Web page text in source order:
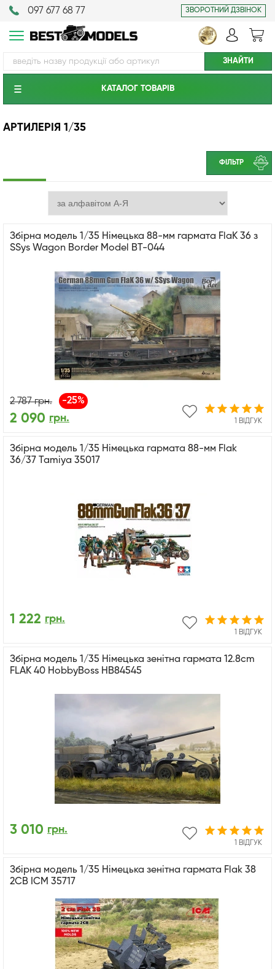
097 677 68 77 ЗВОРОТНИЙ ДЗВІНОК
КАТАЛОГ ТОВАРIВ
АРТИЛЕРІЯ 1/35
ФІЛЬТР
Збірна модель 1/35 Німецька 88-мм гармата FlaK 36 з
SSys Wagon Border Model BT-044
1 ВІДГУК
2 787грн. -25%
2 090 грн.
Збірна модель 1/35 Німецька гармата 88-мм Flak
36/37 Tamiya 35017
1 ВІДГУК
1 222 грн.
Збірна модель 1/35 Німецька зенітна гармата 12.8cm
FLAK 40 HobbyBoss HB84545
1 ВІДГУК
3 010 грн.
Збірна модель 1/35 Німецька зенітна гармата Flak 38
2СВ ICM 35717